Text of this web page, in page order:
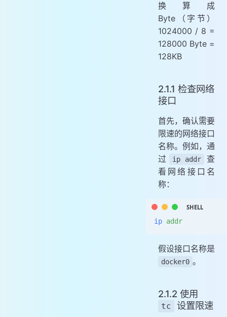
换算成
Byte（字节）
1024000 / 8 =
128000 Byte =
128KB
2.1.1 检查网络
接口
首先，确认需要
限速的网络接口
名称。例如，通
过
ip addr
查
看网络接口名
称：
ip addr
假设接口名称是
docker0 。
2.1.2 使用
tc 设置限速